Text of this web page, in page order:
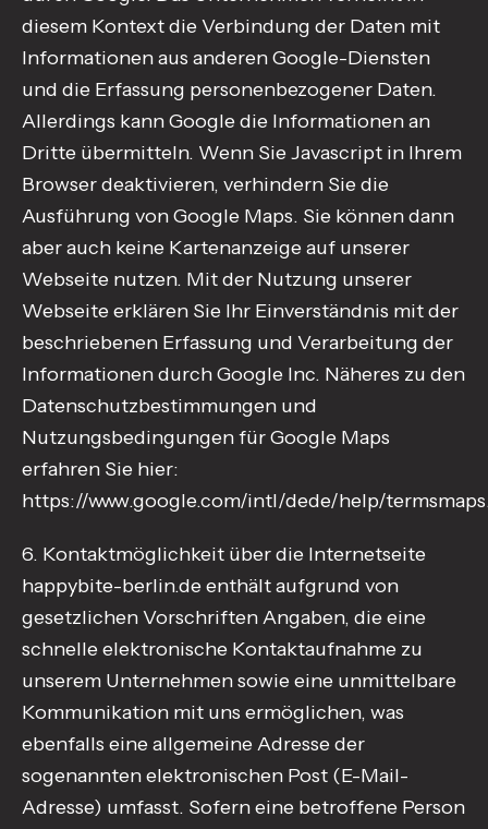
diesem Kontext die Verbindung der Daten mit
Informationen aus anderen Google-Diensten
und die Erfassung personenbezogener Daten.
Allerdings kann Google die Informationen an
Dritte übermitteln. Wenn Sie Javascript in Ihrem
Browser deaktivieren, verhindern Sie die
Ausführung von Google Maps. Sie können dann
aber auch keine Kartenanzeige auf unserer
Webseite nutzen. Mit der Nutzung unserer
Webseite erklären Sie Ihr Einverständnis mit der
beschriebenen Erfassung und Verarbeitung der
Informationen durch Google Inc. Näheres zu den
Datenschutzbestimmungen und
Nutzungsbedingungen für Google Maps
erfahren Sie hier:
https://www.google.com/intl/dede/help/
6. Kontaktmöglichkeit über die Internetseite
happybite-berlin.de enthält aufgrund von
gesetzlichen Vorschriften Angaben, die eine
schnelle elektronische Kontaktaufnahme zu
unserem Unternehmen sowie eine unmittelbare
Kommunikation mit uns ermöglichen, was
ebenfalls eine allgemeine Adresse der
sogenannten elektronischen Post (E-Mail-
Adresse) umfasst. Sofern eine betroffene Person